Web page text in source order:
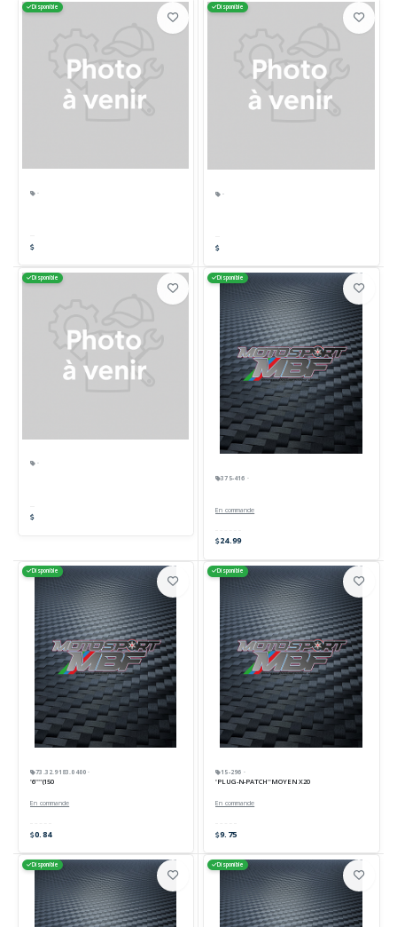
Disponible
·
Disponible
·
Disponible
·
Disponible
375-416 ·
En commande
24.99
Disponible
73.32.9183.0400 ·
'6''''(150
En commande
0.84
Disponible
15-296 ·
'PLUG-N-PATCH''MOYEN X20
En commande
9.75
Disponible Disponible